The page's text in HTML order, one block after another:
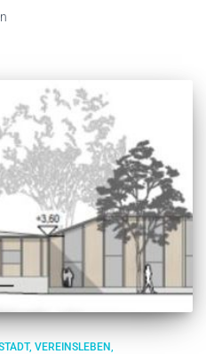
VEREINSLEBEN